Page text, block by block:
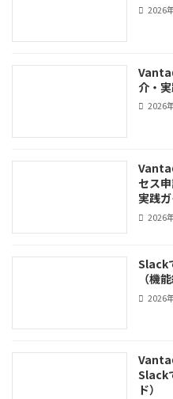
2026
Vanta
介・実
2026
セス
実践ガ
2026
Slack
（機
2026
Vanta
Slack
ド）